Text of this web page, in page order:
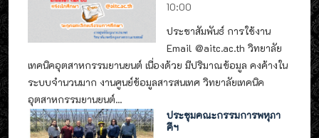
10:00
ประชาสัมพันธ์ การใช้งาน
Email @aitc.ac.th วิทยาลัย
เทคนิคอุตสาหกรรมยานยนต์ เนื่องด้วย มีปริมาณข้อมูล คงค้างใน
ระบบจำนวนมาก งานศูนย์ข้อมูลสารสนเทศ วิทยาลัยเทคนิค
อุตสาหกรรมยานยนต์...
ประชุมคณะกรรมการพหุภา
คีฯ